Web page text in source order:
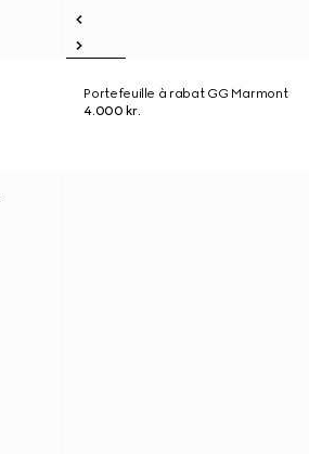
Portefeuille à rabat GG Marmont
4.000 kr.